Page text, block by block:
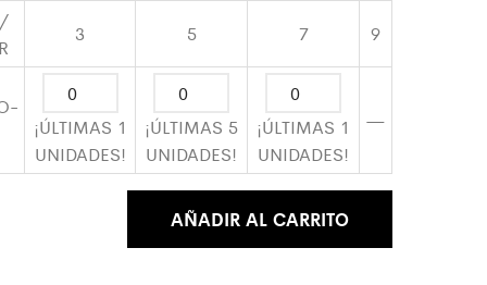
/
3 5 7 9
¡ÚLTIMAS 1
UNIDADES!
¡ÚLTIMAS 5
UNIDADES!
¡ÚLTIMAS 1
UNIDADES!
—
AÑADIR AL CARRITO